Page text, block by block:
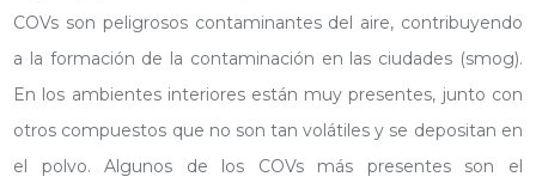
COVs son peligrosos contaminantes del aire, contribuyendo
a la formación de la contaminación en las ciudades (smog).
En los ambientes interiores están muy presentes, junto con
otros compuestos que no son tan volátiles y se depositan en
el polvo. Algunos de los COVs más presentes son el